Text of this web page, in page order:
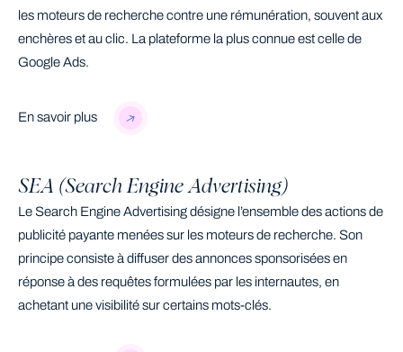
les moteurs de recherche contre une rémunération, souvent aux
enchères et au clic. La plateforme la plus connue est celle de
Google Ads.
En savoir plus
SEA (Search Engine Advertising)
Le Search Engine Advertising désigne l’ensemble des actions de
publicité payante menées sur les moteurs de recherche. Son
principe consiste à diffuser des annonces sponsorisées en
réponse à des requêtes formulées par les internautes, en
achetant une visibilité sur certains mots-clés.